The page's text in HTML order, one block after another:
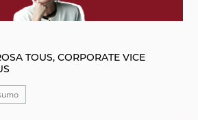
TOUS, CORPORATE VICE